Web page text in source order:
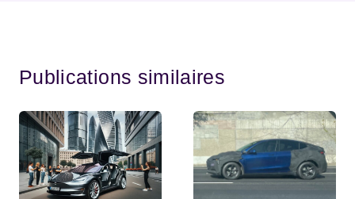
Publications similaires